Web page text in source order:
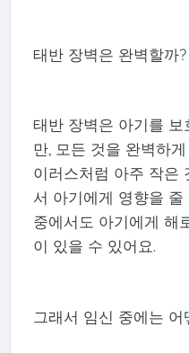
태반 장벽은 완벽할까?
태반 장벽은 아기를
만, 모든 것을 완벽하
이러스처럼 아주 작은
서 아기에게 영향을
중에서도 아기에게 해
이 있을 수 있어요.
그래서 임신 중에는